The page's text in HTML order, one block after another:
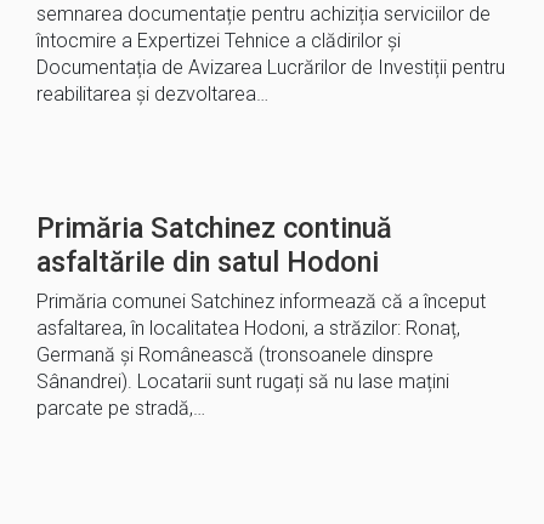
semnarea documentație pentru achiziția serviciilor de
întocmire a Expertizei Tehnice a clădirilor și
Documentația de Avizarea Lucrărilor de Investiții pentru
reabilitarea și dezvoltarea…
Primăria Satchinez continuă
asfaltările din satul Hodoni
Primăria comunei Satchinez informează că a început
asfaltarea, în localitatea Hodoni, a străzilor: Ronaț,
Germană și Românească (tronsoanele dinspre
Sânandrei). Locatarii sunt rugați să nu lase mațini
parcate pe stradă,…